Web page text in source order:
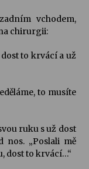
v Klášteře
vchodem,
chirurgii:
to krvácí a už
to musíte
ruku s už dost
nos. „Poslali mě
dost to krvácí…“